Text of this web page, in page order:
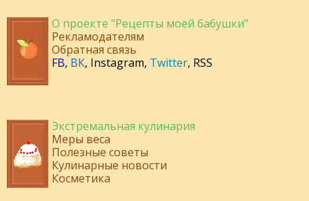
О проекте "Рецепты моей бабушки"
Рекламодателям
Обратная связь
FB, ВК, Instagram, Twitter, RSS
Экстремальная кулинария
Меры веса
Полезные советы
Кулинарные новости
Косметика